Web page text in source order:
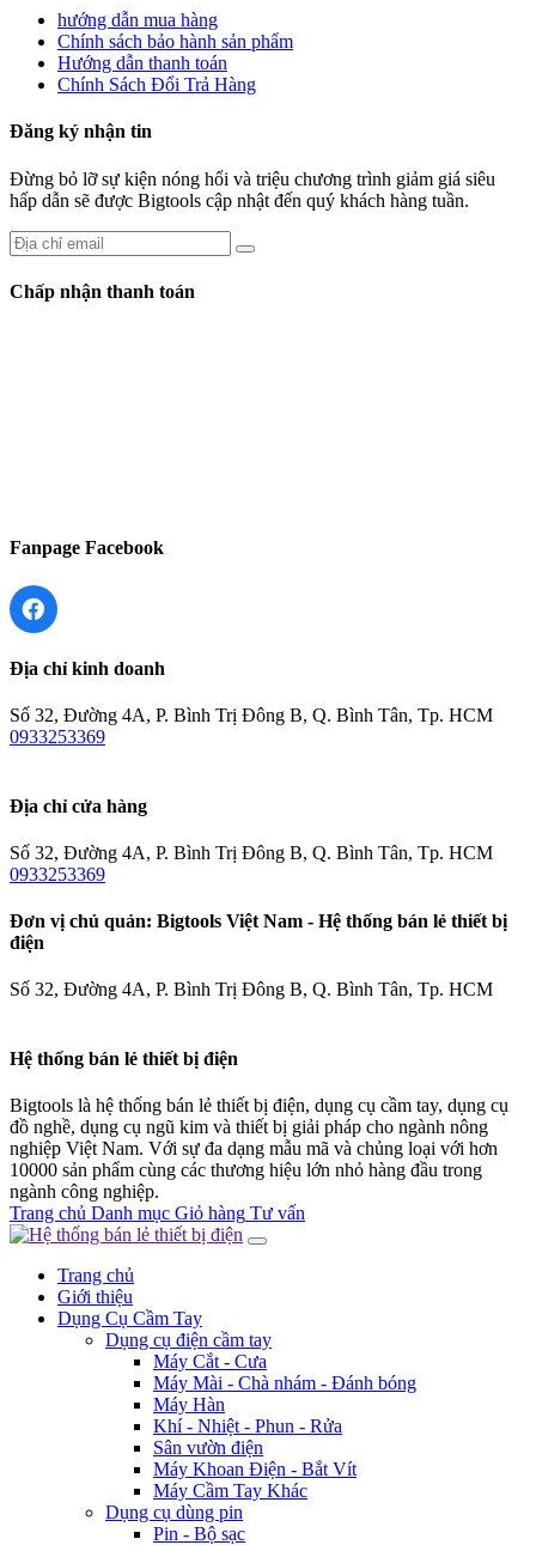
hướng dẫn mua hàng
Chính sách bảo hành sản phẩm
Hướng dẫn thanh toán
Chính Sách Đổi Trả Hàng
Đăng ký nhận tin
Đừng bỏ lỡ sự kiện nóng hổi và triệu chương trình giảm giá siêu
hấp dẫn sẽ được Bigtools cập nhật đến quý khách hàng tuần.
Chấp nhận thanh toán
Fanpage Facebook
Địa chỉ kinh doanh
Số 32, Đường 4A, P. Bình Trị Đông B, Q. Bình Tân, Tp. HCM
0933253369
Địa chỉ cửa hàng
Số 32, Đường 4A, P. Bình Trị Đông B, Q. Bình Tân, Tp. HCM
0933253369
Đơn vị chủ quản: Bigtools Việt Nam - Hệ thống bán lẻ thiết bị
điện
Số 32, Đường 4A, P. Bình Trị Đông B, Q. Bình Tân, Tp. HCM
Hệ thống bán lẻ thiết bị điện
Bigtools là hệ thống bán lẻ thiết bị điện, dụng cụ cầm tay, dụng cụ
đồ nghề, dụng cụ ngũ kim và thiết bị giải pháp cho ngành nông
nghiệp Việt Nam. Với sự đa dạng mẫu mã và chủng loại với hơn
10000 sản phẩm cùng các thương hiệu lớn nhỏ hàng đầu trong
ngành công nghiệp.
Trang chủ Danh mục Giỏ hàng Tư vấn
Trang chủ
Giới thiệu
Dụng Cụ Cầm Tay
Dụng cụ điện cầm tay
Máy Cắt - Cưa
Máy Mài - Chà nhám - Đánh bóng
Máy Hàn
Khí - Nhiệt - Phun - Rửa
Sân vườn điện
Máy Khoan Điện - Bắt Vít
Máy Cầm Tay Khác
Dụng cụ dùng pin
Pin - Bộ sạc